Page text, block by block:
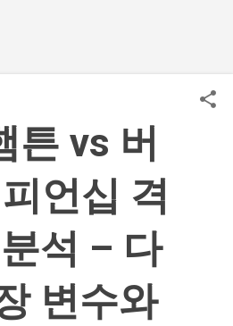
튼 vs 버
언십 격
석 – 다
변수와